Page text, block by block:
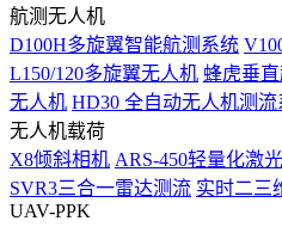
航测无人机
D100H多旋翼智能航测系统
L150/120多旋翼无人机 蜂虎垂
无人机 HD30 全自动无人机测流
无人机载荷
X8倾斜相机 ARS-450轻量化激
SVR3三合一雷达测流 实时二三
UAV-PPK